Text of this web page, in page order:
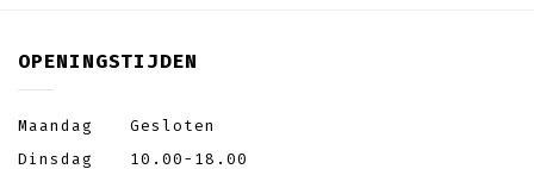
OPENINGSTIJDEN
Maandag
Gesloten
Dinsdag
10.00-18.00